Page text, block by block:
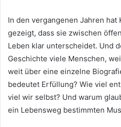
In den vergangenen Jahren
gezeigt, dass sie zwischen
Leben klar unterscheidet. Und
Geschichte viele Menschen,
weit über eine einzelne
bedeutet Erfüllung? Wie viel
viel wir selbst? Und warum
ein Lebensweg bestimmten